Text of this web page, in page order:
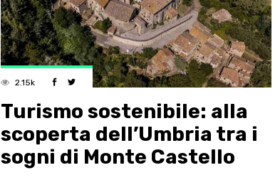
2.15k
Turismo sostenibile: alla
scoperta dell’Umbria tra i
sogni di Monte Castello